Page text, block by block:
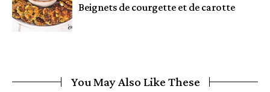
Beignets de courgette et de carotte
You May Also Like These